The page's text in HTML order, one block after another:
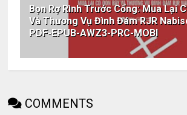
Bọn Rợ Rình Trước Cổng: Mua Lại
Và Thương Vụ Đình Đám RJR
PDF-EPUB-AWZ3-PRC-MOBI
COMMENTS